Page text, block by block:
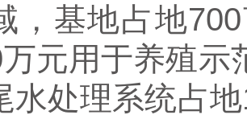
，基地占地
元用于养殖示
水处理系统占